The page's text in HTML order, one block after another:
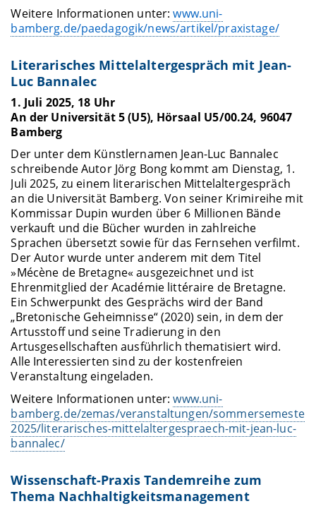
Weitere Informationen unter:www.uni-
bamberg.de/paedagogik/news/artikel/praxistage/
Literarisches Mittelaltergespräch mit Jean-
Luc Bannalec
1. Juli 2025, 18 Uhr
An der Universität 5 (U5), Hörsaal U5/00.24, 96047
Bamberg
Der unter dem Künstlernamen Jean-Luc Bannalec
schreibende Autor Jörg Bong kommt am Dienstag, 1.
Juli 2025, zu einem literarischen Mittelaltergespräch
an die Universität Bamberg. Von seiner Krimireihe mit
Kommissar Dupin wurden über 6 Millionen Bände
verkauft und die Bücher wurden in zahlreiche
Sprachen übersetzt sowie für das Fernsehen verfilmt.
Der Autor wurde unter anderem mit dem Titel
»Mécène de Bretagne« ausgezeichnet und ist
Ehrenmitglied der Académie littéraire de Bretagne.
Ein Schwerpunkt des Gesprächs wird der Band
„Bretonische Geheimnisse“ (2020) sein, in dem der
Artusstoff und seine Tradierung in den
Artusgesellschaften ausführlich thematisiert wird.
Alle Interessierten sind zu der kostenfreien
Veranstaltung eingeladen.
Weitere Informationen unter:www.uni-
bamberg.de/zemas/veranstaltungen/sommersemester-
2025/literarisches-mittelaltergespraech-mit-jean-luc-
bannalec/
Wissenschaft-Praxis Tandemreihe zum
Thema Nachhaltigkeitsmanagement